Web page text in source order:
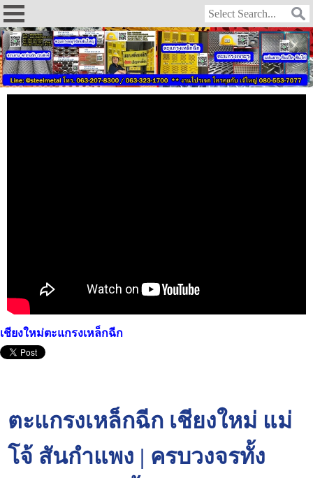
เชียงใหม่ตะแกรงเหล็กฉีก
ตะแกรงเหล็กฉีก เชียงใหม่ แม่
โจ้ สันกำแพง | ครบวงจรทั้ง